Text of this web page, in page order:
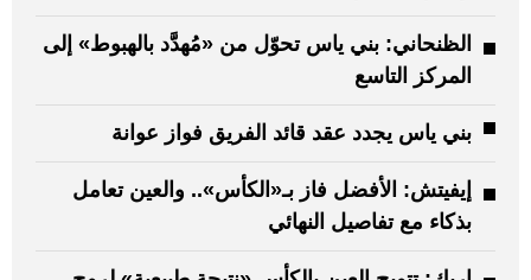
الظنحاني: بني ياس تحوّل من «مُهدَّد بالهبوط» إلى
المركز التاسع
بني ياس يجدد عقد قائد الفريق فواز عوانة
إيفيتش: الأفضل فاز بـ«الكأس».. والعين تعامل
بذكاء مع تفاصيل النهائي